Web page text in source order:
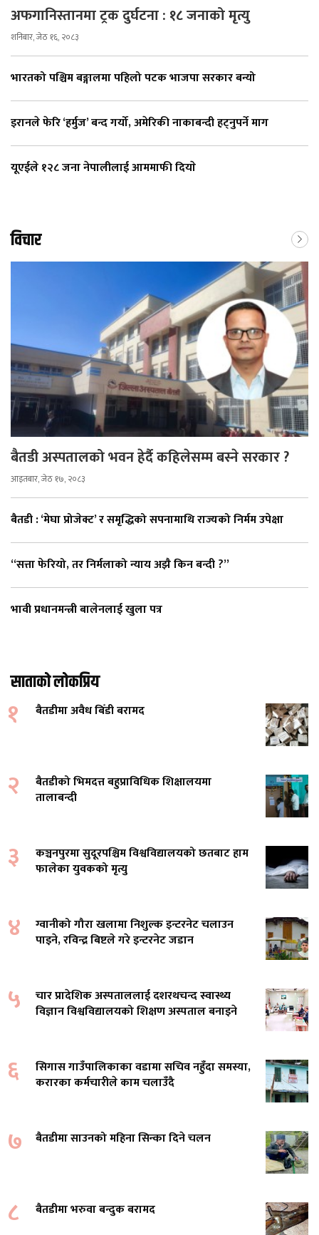
अफगानिस्तानमा ट्रक दुर्घटना : १८ जनाको मृत्यु
शनिबार, जेठ १६, २०८३
भारतको पश्चिम बङ्गालमा पहिलो पटक भाजपा सरकार बन्यो
इरानले फेरि ‘हर्मुज’ बन्द गर्यो, अमेरिकी नाकाबन्दी हट्नुपर्ने माग
यूएईले १२८ जना नेपालीलाई आममाफी दियाे
विचार
बैतडी अस्पतालको भवन हेर्दै कहिलेसम्म बस्ने सरकार ?
आइतबार, जेठ १७, २०८३
बैतडी : ‘मेघा प्रोजेक्ट’ र समृद्धिको सपनामाथि राज्यको निर्मम उपेक्षा
“सत्ता फेरियो, तर निर्मलाको न्याय अझै किन बन्दी ?”
भावी प्रधानमन्त्री बालेनलाई खुला पत्र
साताको लोकप्रिय
१ बैतडीमा अवैध बिँडी बरामद
२
बैतडीको भिमदत्त बहुप्राविधिक शिक्षालयमा
तालाबन्दी
३
कञ्चनपुरमा सुदूरपश्चिम विश्वविद्यालयको छतबाट हाम
फालेका युवकको मृत्यु
४
ग्वानीको गौरा खलामा निशुल्क इन्टरनेट चलाउन
पाइने, रविन्द्र बिष्टले गरे इन्टरनेट जडान
५
चार प्रादेशिक अस्पताललाई दशरथचन्द स्वास्थ्य
विज्ञान विश्वविद्यालयको शिक्षण अस्पताल बनाइने
६
सिगास गाउँपालिकाका वडामा सचिव नहुँदा समस्या,
करारका कर्मचारीले काम चलाउँदै
७ बैतडीमा साउनको महिना सिन्का दिने चलन
८ बैतडीमा भरुवा बन्दुक बरामद